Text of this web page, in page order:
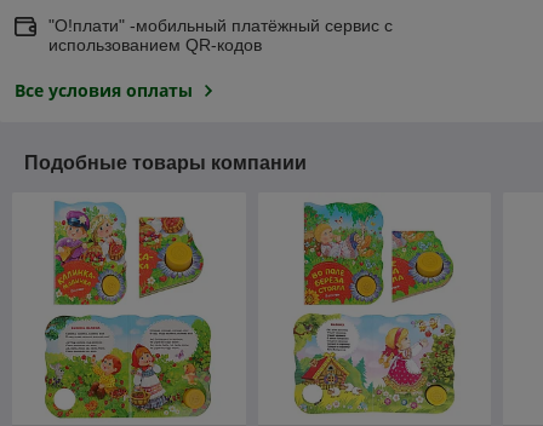
"О!плати" -мобильный платёжный сервис с
использованием QR-кодов
Все условия оплаты
Подобные товары компании